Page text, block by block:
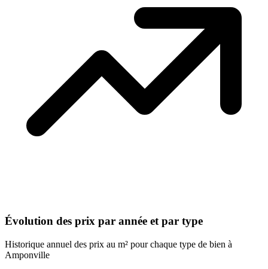
Évolution des prix par année et par type
Historique annuel des prix au m² pour chaque type de bien à
Amponville